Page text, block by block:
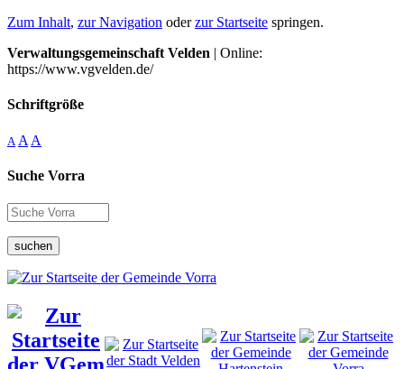
Zum Inhalt, zur Navigation oderzur Startseite springen.
Verwaltungsgemeinschaft Velden | Online:
https://www.vgvelden.de/
Schriftgröße
A A A
Suche Vorra
suchen